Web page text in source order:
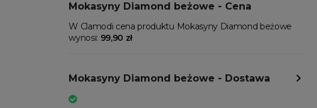
Mokasyny Diamond beżowe - Cena
W Clamodi cena produktu Mokasyny Diamond beżowe
wynosi: 99,90 zł
Mokasyny Diamond beżowe - Dostawa